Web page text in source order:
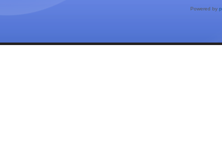
Powered by